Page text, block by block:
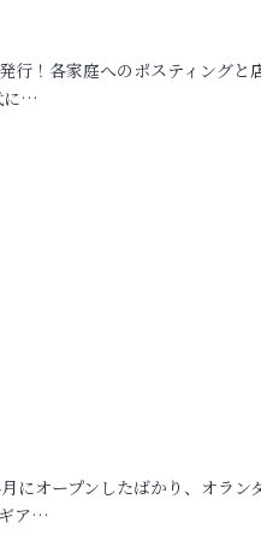
行！各家庭へのポスティングと
に…
にオープンしたばかり、オラン
ア…